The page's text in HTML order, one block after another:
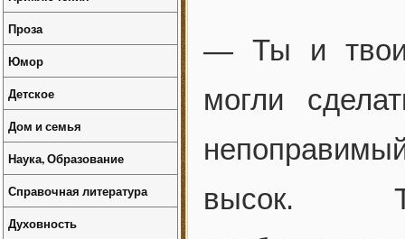
— Ты и твои
могли
высок.
Проза
Юмор
Детское
Дом и семья
Наука, Образование
Справочная литература
Духовность